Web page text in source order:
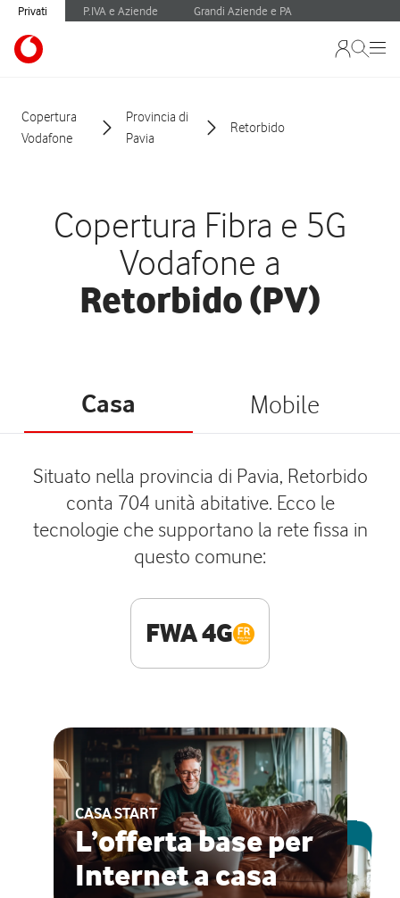
Privati P.IVA e Aziende Grandi Aziende e PA
Copertura
Vodafone
Provincia di
Pavia
Retorbido
Copertura Fibra e 5G
Vodafone a
Retorbido (PV)
Casa Mobile
Situato nella provincia di Pavia, Retorbido
conta 704 unità abitative. Ecco le
tecnologie che supportano la rete fissa in
questo comune:
FWA 4G
CASA START
L’offerta base per
Internet a casa
ESCLUSIVA ONLINE